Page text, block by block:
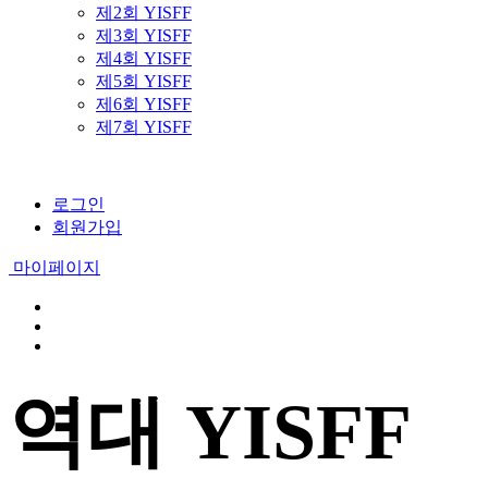
제2회 YISFF
제3회 YISFF
제4회 YISFF
제5회 YISFF
제6회 YISFF
제7회 YISFF
로그인
회원가입
마이페이지
역대 YISFF